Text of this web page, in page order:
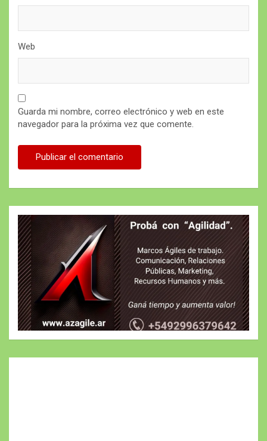
Web
Guarda mi nombre, correo electrónico y web en este
navegador para la próxima vez que comente.